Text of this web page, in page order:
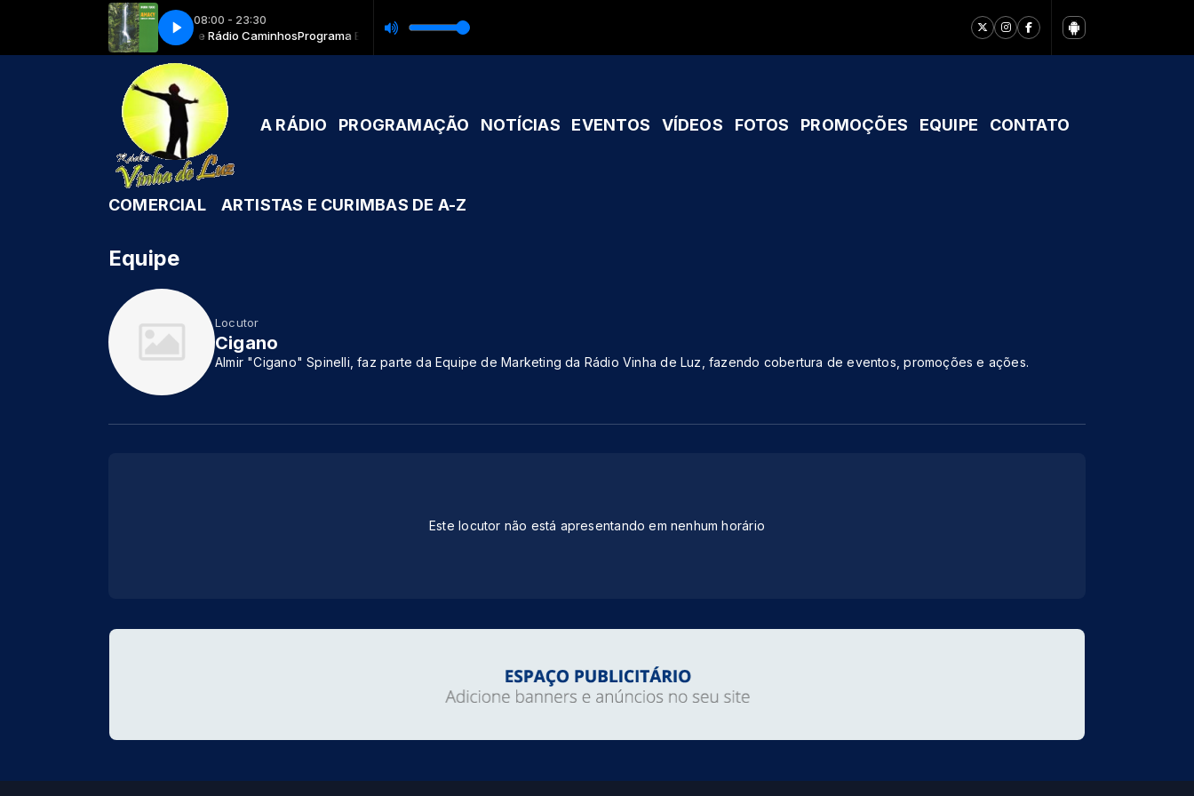
08:00 - 23:30
Saravá Ogum com Equipe Rádio CaminhosPrograma Especial: Saravá Ogum com Equipe Rádio Caminhos
15 Saudacao ao Povo da Bahia15 Saudacao ao Povo da Bahia
A RÁDIO PROGRAMAÇÃO NOTÍCIAS EVENTOS VÍDEOS FOTOS PROMOÇÕES EQUIPE CONTATO
COMERCIAL ARTISTAS E CURIMBAS DE A-Z
Equipe
Locutor
Cigano
Almir "Cigano" Spinelli, faz parte da Equipe de Marketing da Rádio Vinha de Luz, fazendo cobertura de eventos, promoções e ações.
Este locutor não está apresentando em nenhum horário